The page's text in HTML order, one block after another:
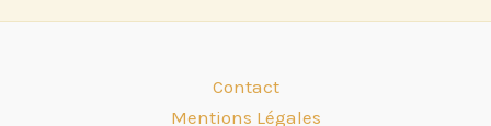
Contact
Mentions Légales